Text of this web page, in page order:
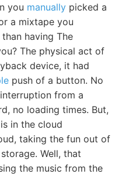
you manually picked a
a mixtape you
having The
The physical act of
device, it had
push of a button. No
from a
no loading times. But,
in the cloud
taking the fun out of
Well, that
the music from the